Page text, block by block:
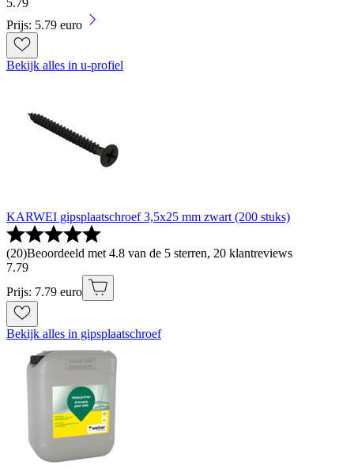
Prijs: 5.79 euro
Bekijk alles in u-profiel
KARWEI gipsplaatschroef 3,5x25 mm zwart (200 stuks)
(20)Beoordeeld met 4.8 van de 5 sterren, 20 klantreviews
7.79
Prijs: 7.79 euro
Bekijk alles in gipsplaatschroef